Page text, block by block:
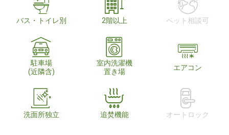
バス・トイレ別 2階以上 ペット相談可
駐車場
(近隣含)
室内洗濯機
置き場
エアコン
洗面所独立 追焚機能 オートロック